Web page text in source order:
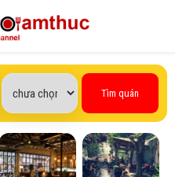
Tìm quán